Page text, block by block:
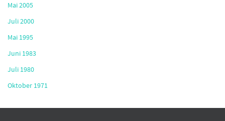
Mai 2005
Juli 2000
Mai 1995
Juni 1983
Juli 1980
Oktober 1971